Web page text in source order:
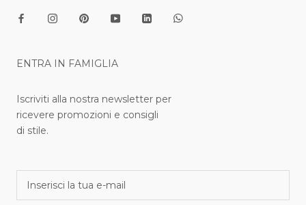
ENTRA IN FAMIGLIA
Iscriviti alla nostra newsletter per
ricevere promozioni e consigli
di stile.